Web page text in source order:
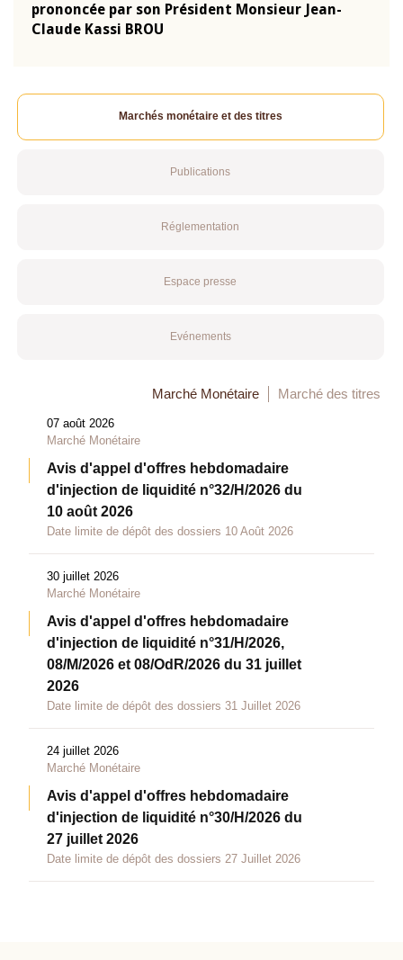
prononcée par son Président Monsieur Jean-
Claude Kassi BROU
Marchés monétaire et des titres
Publications
Réglementation
Espace presse
Evénements
Marché Monétaire Marché des titres
07 août 2026
Marché Monétaire
Avis d'appel d'offres hebdomadaire
d'injection de liquidité n°32/H/2026 du
10 août 2026
Date limite de dépôt des dossiers 10 Août 2026
30 juillet 2026
Marché Monétaire
Avis d'appel d'offres hebdomadaire
d'injection de liquidité n°31/H/2026,
08/M/2026 et 08/OdR/2026 du 31 juillet
2026
Date limite de dépôt des dossiers 31 Juillet 2026
24 juillet 2026
Marché Monétaire
Avis d'appel d'offres hebdomadaire
d'injection de liquidité n°30/H/2026 du
27 juillet 2026
Date limite de dépôt des dossiers 27 Juillet 2026